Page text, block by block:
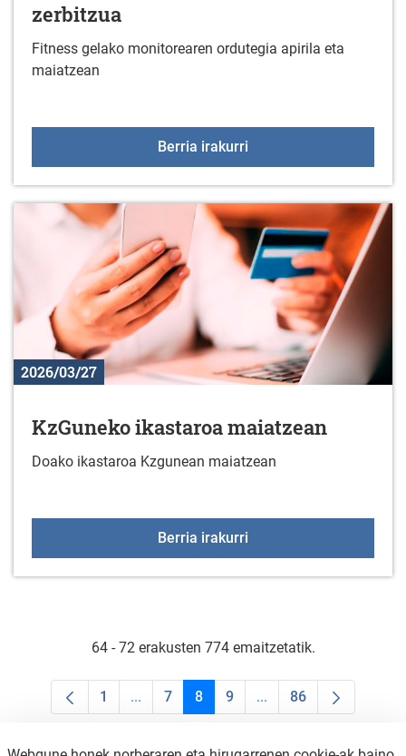
zerbitzua
Fitness gelako monitorearen ordutegia apirila eta
maiatzean
Berria irakurri
2026/03/27
KzGuneko ikastaroa maiatzean
Doako ikastaroa Kzgunean maiatzean
Berria irakurri
64 - 72 erakusten 774 emaitzetatik.
Orrialdea
1 ...Intermediate Pages Use TAB to navigate.
Orrialdea
7 Orrialdea
8 Orrialdea
9 ...Intermediate Pages
Orrialdea
86